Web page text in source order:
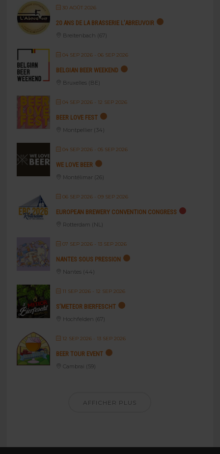
30 AOÛT 2026
20 ANS DE LA BRASSERIE L’ABREUVOIR
Breitenbach (67)
04 SEP 2026- 06 SEP 2026
BELGIAN BEER WEEKEND
Bruxelles (BE)
04 SEP 2026- 12 SEP 2026
BEER LOVE FEST
Montpellier (34)
04 SEP 2026- 05 SEP 2026
WE LOVE BEER
Montélimar (26)
06 SEP 2026- 09 SEP 2026
EUROPEAN BREWERY CONVENTION CONGRESS
Rotterdam (NL)
07 SEP 2026- 13 SEP 2026
NANTES SOUS PRESSION
Nantes (44)
11 SEP 2026- 12 SEP 2026
S’METEOR BIERFESCHT
Hochfelden (67)
12 SEP 2026- 13 SEP 2026
BEER TOUR EVENT
Cambrai (59)
AFFICHER PLUS